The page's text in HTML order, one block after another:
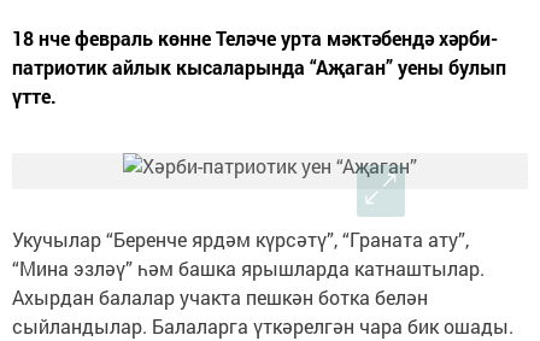
18 нче февраль көнне Теләче урта мәктәбендә хәрби-
патриотик айлык кысаларында “Аҗаган” уены булып
үтте.
Укучылар “Беренче ярдәм күрсәтү”, “Граната ату”,
“Мина эзләү” һәм башка ярышларда катнаштылар.
Ахырдан балалар учакта пешкән ботка белән
сыйландылар. Балаларга үткәрелгән чара бик ошады.